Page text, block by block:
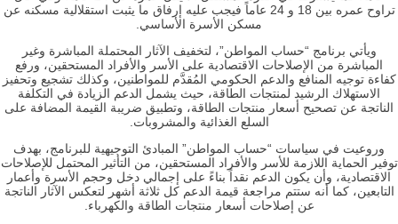
تراوح عمره بين 18 و 24 عاماً فيجب عليه إرفاق ما يثبت استقلالية مسكنه عن
مسكن الأسرة الأساسي.
ويأتي برنامج “حساب المواطن”، لتخفيف الآثار المحتملة المباشرة وغير
المباشرة من الإصلاحات الاقتصادية على الأسر والأفراد المستحقين، ورفع
كفاءة توجيه المنافع والدعم الحكومي المُقدَّم للمواطنين، وكذلك تشجيع وتحفيز
الاستهلاك الرشيد لمنتجات الطاقة، حيث يشمل الدعم الزيادة في التكلفة
الناتجة عن تصحيح أسعار منتجات الطاقة، وتطبيق ضريبة القيمة المضافة على
السلع الغذائية والمشروبات.
وروعيت في سياسات “حساب المواطن” المبادئ التوجيهية للبرنامج، بهدف
توفير الحماية اللازمة للأسر والأفراد المستحقين، من التأثير المحتمل للإصلاحات
الاقتصادية، وأن يكون الدعم نقداً بناءً على إجمالي دخل وحجم الأسرة وأعمار
التابعين، كما أنه ستتم مراجعة قيمة الدعم كل ثلاثة أشهر لتعكس الآثار الناتجة
عن إصلاحات أسعار منتجات الطاقة والكهرباء.